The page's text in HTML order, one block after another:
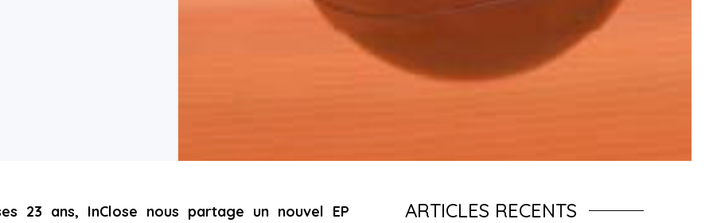
23 ans, InClose nous partage un nouvel EP
ARTICLES RECENTS